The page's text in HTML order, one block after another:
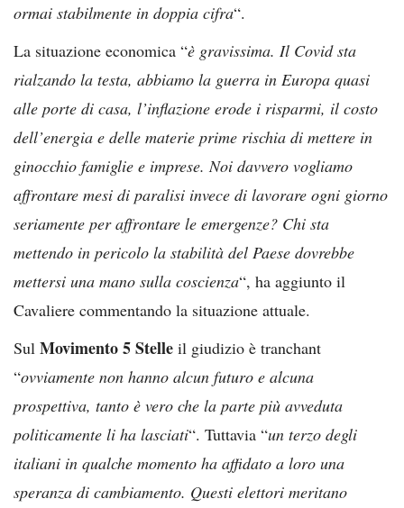
ormai stabilmente in doppia cifra“.
La situazione economica “è gravissima. Il Covid sta
rialzando la testa, abbiamo la guerra in Europa quasi
alle porte di casa, l’inflazione erode i risparmi, il costo
dell’energia e delle materie prime rischia di mettere in
ginocchio famiglie e imprese. Noi davvero vogliamo
affrontare mesi di paralisi invece di lavorare ogni giorno
seriamente per affrontare le emergenze? Chi sta
mettendo in pericolo la stabilità del Paese dovrebbe
mettersi una mano sulla coscienza“, ha aggiunto il
Cavaliere commentando la situazione attuale.
Sul Movimento 5 Stelle il giudizio è tranchant
“ovviamente non hanno alcun futuro e alcuna
prospettiva, tanto è vero che la parte più avveduta
politicamente li ha lasciati“. Tuttavia “un terzo degli
italiani in qualche momento ha affidato a loro una
speranza di cambiamento. Questi elettori meritano